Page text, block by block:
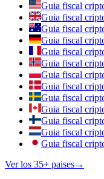
Guia fiscal
Guia fiscal
Guia fiscal
Guia fiscal
Guia fiscal
Guia fiscal
Guia fiscal
Guia fiscal
Guia fiscal
Guia fiscal
Guia fiscal
Guia fiscal
Guia fiscal
Ver los 35+ paises→